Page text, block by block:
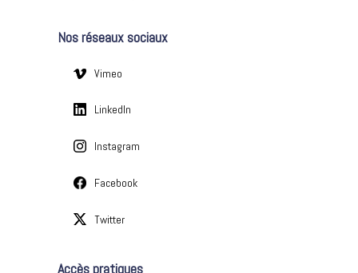
e
Nos réseaux sociaux
Vimeo
LinkedIn
Instagram
Facebook
Twitter
Accès pratiques